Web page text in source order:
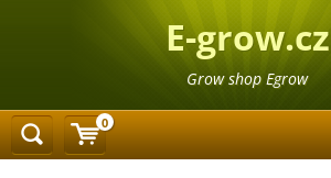
E-grow.cz
Grow shop Egrow
0